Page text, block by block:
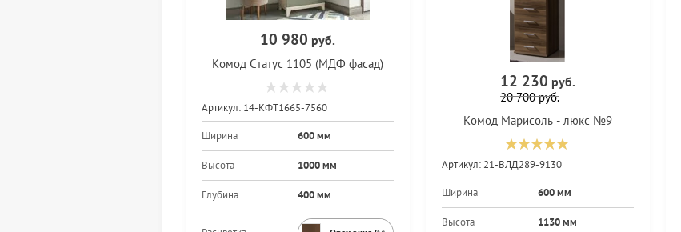
10 980 руб.
Комод Статус 1105 (МДФ фасад)
Артикул: 14-КФТ1665-7560
Ширина 600 мм
Высота 1000 мм
Глубина 400 мм
12 230 руб.
20 700руб.
Комод Марисоль - люкс №9
Артикул:21-ВЛД289-9130
Ширина 600 мм
Высота 1130 мм